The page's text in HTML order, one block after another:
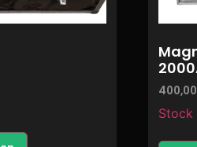
400,00
Stock